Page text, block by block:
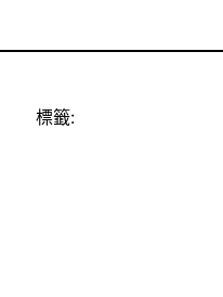
標籤: